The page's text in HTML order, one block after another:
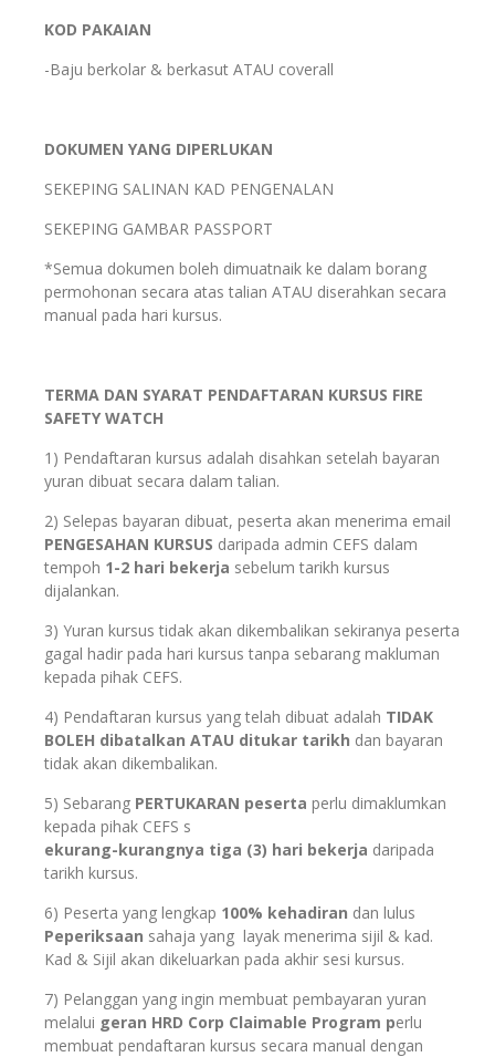
KOD PAKAIAN
-Baju berkolar & berkasut ATAU coverall
DOKUMEN YANG DIPERLUKAN
SEKEPING SALINAN KAD PENGENALAN
SEKEPING GAMBAR PASSPORT
*Semua dokumen boleh dimuatnaik ke dalam borang
permohonan secara atas talian ATAU diserahkan secara
manual pada hari kursus.
TERMA DAN SYARAT PENDAFTARAN KURSUS FIRE
SAFETY WATCH
1) Pendaftaran kursus adalah disahkan setelah bayaran
yuran dibuat secara dalam talian.
2) Selepas bayaran dibuat, peserta akan menerima email
PENGESAHAN KURSUS daripada admin CEFS dalam
tempoh 1-2 hari bekerja sebelum tarikh kursus
dijalankan.
3) Yuran kursus tidak akan dikembalikan sekiranya peserta
gagal hadir pada hari kursus tanpa sebarang makluman
kepada pihak CEFS.
4) Pendaftaran kursus yang telah dibuat adalah TIDAK
BOLEH dibatalkan ATAU ditukar tarikh dan bayaran
tidak akan dikembalikan.
5) Sebarang PERTUKARAN peserta perlu dimaklumkan
kepada pihak CEFS s
ekurang-kurangnya tiga (3) hari bekerja daripada
tarikh kursus.
6) Peserta yang lengkap 100% kehadiran dan lulus
Peperiksaan sahaja yang layak menerima sijil & kad.
Kad & Sijil akan dikeluarkan pada akhir sesi kursus.
7) Pelanggan yang ingin membuat pembayaran yuran
melalui geran HRD Corp Claimable Program perlu
membuat pendaftaran kursus secara manual dengan